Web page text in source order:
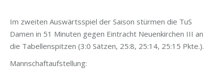
Im zweiten Auswärtsspiel der Saison stürmen die TuS
Damen in 51 Minuten gegen Eintracht Neuenkirchen III an
die Tabellenspitzen (3:0 Sätzen, 25:8, 25:14, 25:15 Pkte.).
Mannschaftaufstellung: